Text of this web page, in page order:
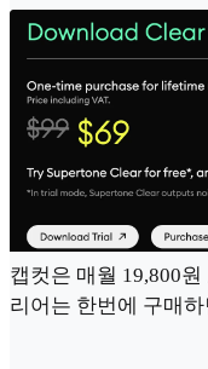
캡컷은 매월 19,800
리어는 한번에 구매